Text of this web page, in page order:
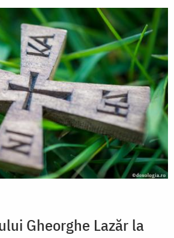
Gheorghe Lazăr la